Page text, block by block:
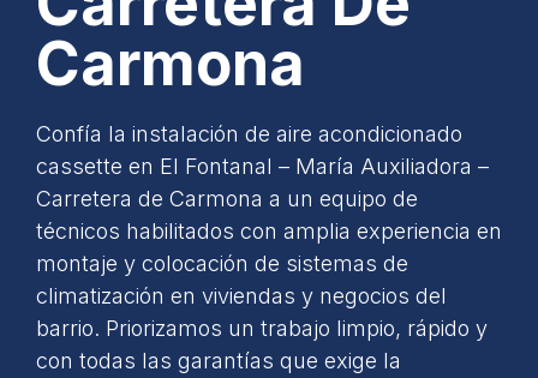
Carmona
Confía la instalación de aire acondicionado
cassette en El Fontanal – María Auxiliadora –
Carretera de Carmona a un equipo de
técnicos habilitados con amplia experiencia en
montaje y colocación de sistemas de
climatización en viviendas y negocios del
barrio. Priorizamos un trabajo limpio, rápido y
con todas las garantías que exige la